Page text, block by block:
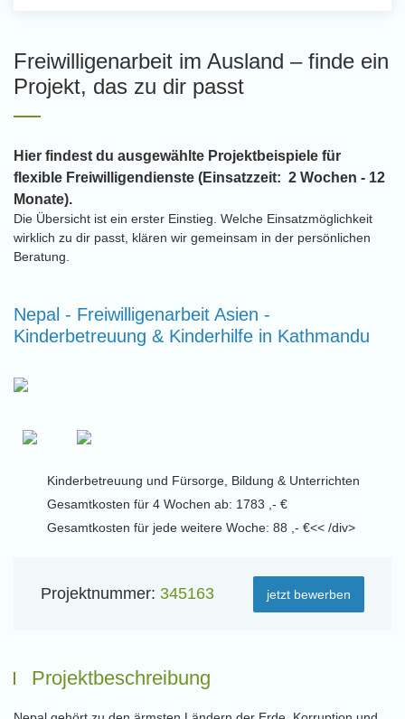
Freiwilligenarbeit im Ausland – finde ein
Projekt, das zu dir passt
Hier findest du ausgewählte Projektbeispiele für
flexible Freiwilligendienste (Einsatzzeit: 2 Wochen - 12
Monate).
Die Übersicht ist ein erster Einstieg. Welche Einsatzmöglichkeit
wirklich zu dir passt, klären wir gemeinsam in der persönlichen
Beratung.
Nepal - Freiwilligenarbeit Asien -
Kinderbetreuung & Kinderhilfe in Kathmandu
Kinderbetreuung und Fürsorge, Bildung & Unterrichten
Gesamtkosten für 4 Wochen ab: 1783 ,- €
Gesamtkosten für jede weitere Woche: 88 ,- €<< /div>
Projektnummer: 345163 jetzt bewerben
Projektbeschreibung